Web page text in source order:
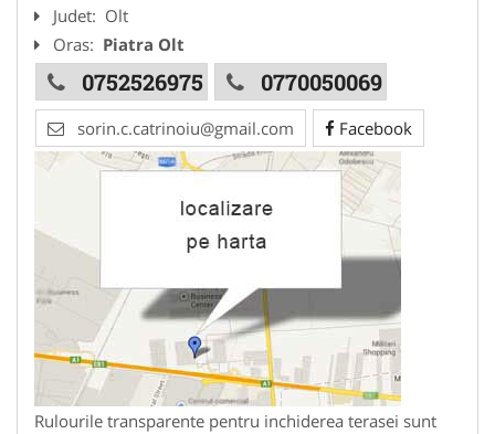
Judet: Olt
Oras: Piatra Olt
0752526975 0770050069
sorin.c.catrinoiu@gmail.com Facebook
Rulourile transparente pentru inchiderea terasei sunt